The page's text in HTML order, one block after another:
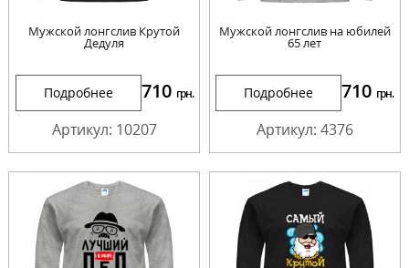
Мужской лонгслив Крутой
Дедуля
Подробнее 710 грн.
Артикул: 10207
Мужской лонгслив на юбилей
65 лет
Подробнее 710 грн.
Артикул: 4376